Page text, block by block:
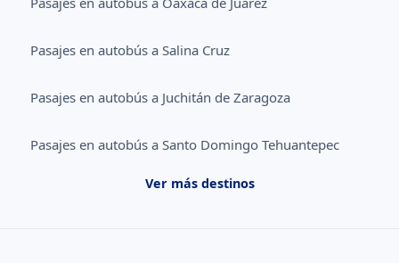
Pasajes en autobús a Salina Cruz
Pasajes en autobús a Juchitán de Zaragoza
Pasajes en autobús a Santo Domingo Tehuantepec
Ver más destinos